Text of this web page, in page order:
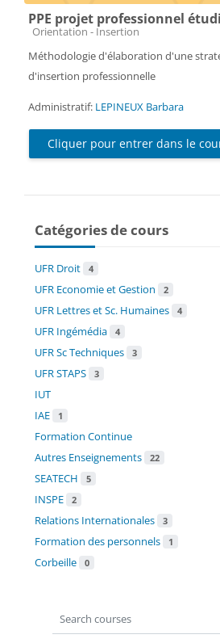
PPE projet professionnel
Catégorie de cours
Orientation - Insertion
Méthodologie d'élaboration d'une
d'insertion professionnelle
Administratif: LEPINEUX Barbara
Cliquer pour entrer dans le
Catégories de cours
UFR Droit 4
UFR Economie et Gestion 2
UFR Lettres et Sc. Humaines 4
UFR Ingémédia 4
UFR Sc Techniques 3
UFR STAPS 3
IUT
IAE 1
Formation Continue
Autres Enseignements 22
SEATECH 5
INSPE 2
Relations Internationales 3
Formation des personnels 1
Corbeille 0
Search courses